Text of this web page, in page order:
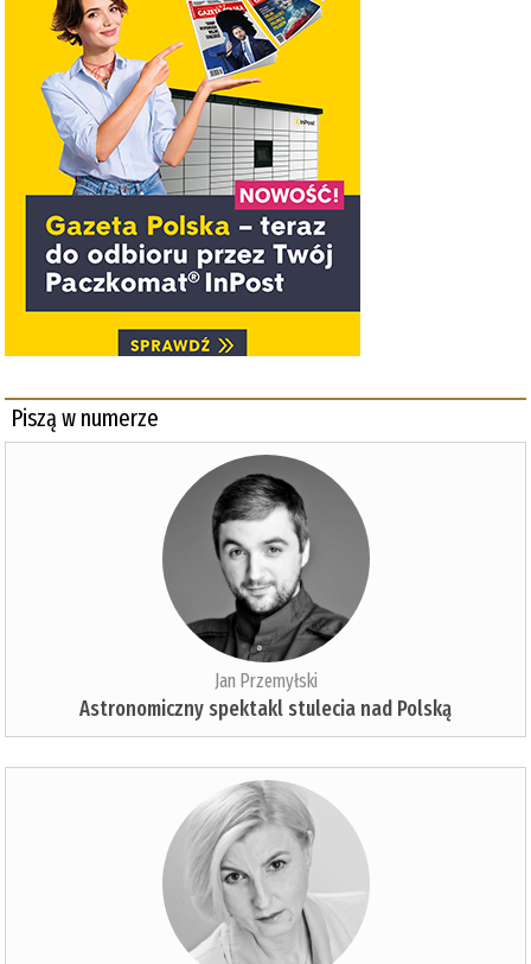
Piszą w numerze
Jan Przemyłski
Astronomiczny spektakl stulecia nad Polską